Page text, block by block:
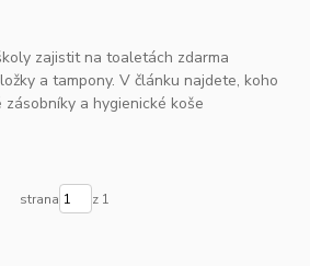
zajistit na toaletách zdarma
a tampony. V článku najdete, koho
a hygienické koše
strana z 1